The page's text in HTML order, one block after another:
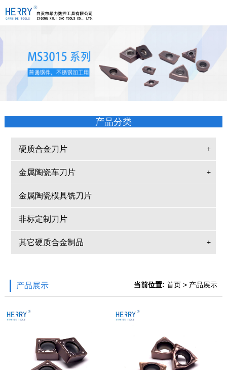
产品分类
硬质合金刀片 +
金属陶瓷车刀片 +
金属陶瓷模具铣刀片
非标定制刀片
其它硬质合金制品 +
产品展示 当前位置: 首页 > 产品展示